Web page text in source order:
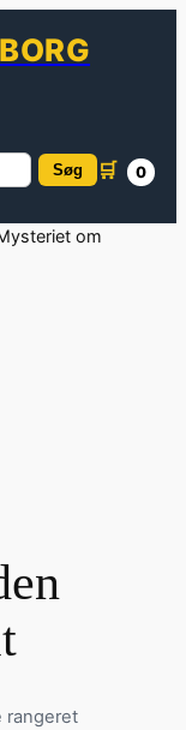
Søg 🛒 0
om
rangeret